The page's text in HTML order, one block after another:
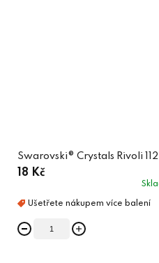
Swarovski® Crystals Rivoli
18 Kč